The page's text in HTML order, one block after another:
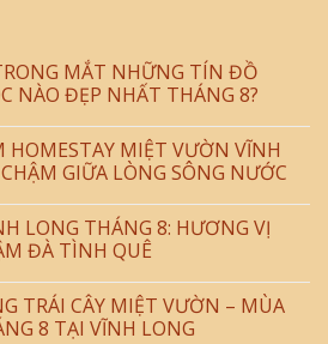
MẮT NHỮNG TÍN ĐỒ
NÀO ĐẸP NHẤT THÁNG 8?
HOMESTAY MIỆT VƯỜN VĨNH
GIỮA LÒNG SÔNG NƯỚC
LONG THÁNG 8: HƯƠNG VỊ
ĐÀ TÌNH QUÊ
TRÁI CÂY MIỆT VƯỜN – MÙA
8 TẠI VĨNH LONG